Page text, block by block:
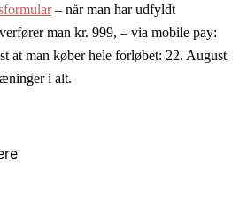
– når man har udfyldt
man kr. 999, – via mobile pay:
at man køber hele forløbet: 22. August
i alt.